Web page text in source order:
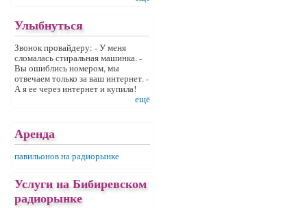
Улыбнуться
Звонок провайдеру: - У меня
сломалась стиральная машинка. -
Вы ошиблись номером, мы
отвечаем только за ваш интернет. -
А я ее через интернет и купила!
ещё
Аренда
павильонов на радиорынке
Услуги на Бибиревском
радиорынке